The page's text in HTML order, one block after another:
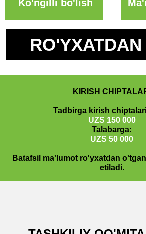
KIRISH
Tadbirga kirish
UZS 150 000
Talabarga:
UZS 50 000
Batafsil ma'lumot ro'yxatdan
etiladi.